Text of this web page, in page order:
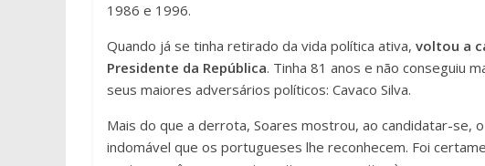
1986 e 1996.
Quando já se tinha retirado da vida política ativa, voltou a
Presidente da República. Tinha 81 anos e não conseguiu
seus maiores adversários políticos: Cavaco Silva.
Mais do que a derrota, Soares mostrou, ao candidatar-se,
indomável que os portugueses lhe reconhecem. Foi